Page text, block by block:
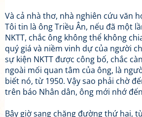
Và cả nhà thơ, nhà nghiên cứu văn
Tôi tin là ông Triều Ân, nếu đã một
NKTT, chắc ông không thể không
quý giá và niềm vinh dự của người
sự kiện NKTT được công bố, chắc
ngoài mối quan tâm của ông, là
biết nó, từ 1950. Vậy sao phải chờ
trên báo Nhân dân, ông mới nhớ
Bây giờ sang chặng đường thứ hai,